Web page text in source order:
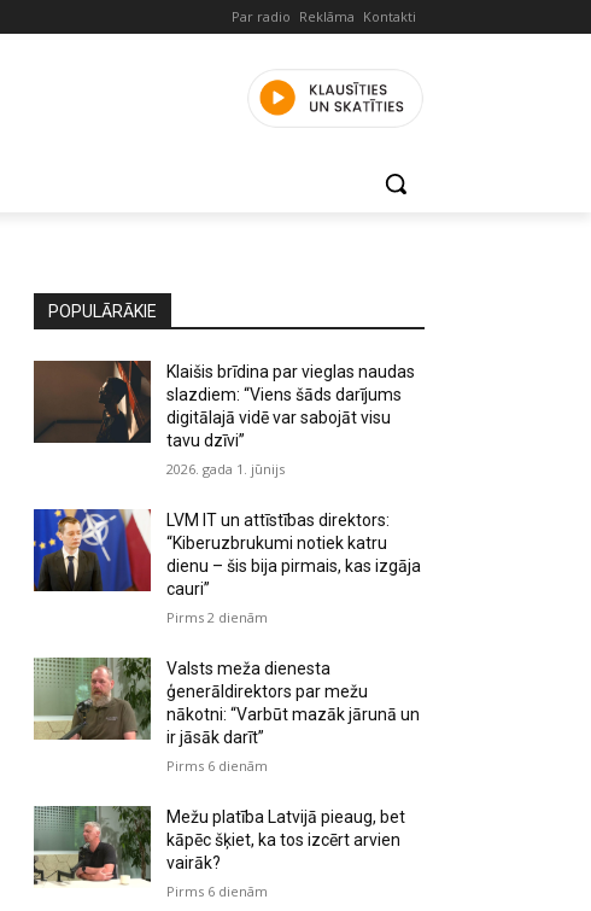
Par radio Reklāma Kontakti
POPULĀRĀKIE
Klaišis brīdina par vieglas naudas
slazdiem: “Viens šāds darījums
digitālajā vidē var sabojāt visu
tavu dzīvi”
2026. gada 1. jūnijs
LVM IT un attīstības direktors:
“Kiberuzbrukumi notiek katru
dienu – šis bija pirmais, kas izgāja
cauri”
Pirms 2 dienām
Valsts meža dienesta
ģenerāldirektors par mežu
nākotni: “Varbūt mazāk jārunā un
ir jāsāk darīt”
Pirms 6 dienām
Mežu platība Latvijā pieaug, bet
kāpēc šķiet, ka tos izcērt arvien
vairāk?
Pirms 6 dienām